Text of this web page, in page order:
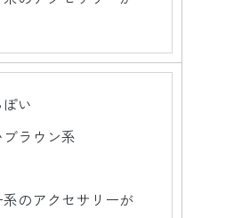
い
ラウン系
のアクセサリーが